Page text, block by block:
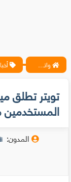
واتس آب ، فيسبوك ، أنترنت ، شروحات تقنية حصرية - المحترف
تويتر تطلق
المدون: